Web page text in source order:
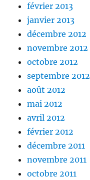
février 2013
janvier 2013
décembre 2012
novembre 2012
octobre 2012
septembre 2012
août 2012
mai 2012
avril 2012
février 2012
décembre 2011
novembre 2011
octobre 2011